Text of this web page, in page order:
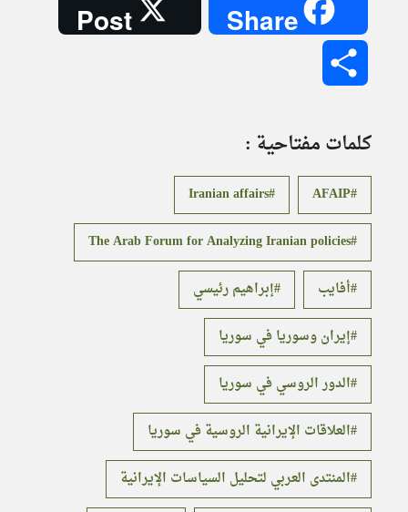
Share
Post
كلمات مفتاحية :
AFAIP
Iranian affairs
The Arab Forum for Analyzing Iranian policies
أفايب
إبراهيم رئيسي
إيران وسوريا في سوريا
الدور الروسي في سوريا
العلاقات الإيرانية الروسية في سوريا
المنتدى العربي لتحليل السياسات الإيرانية